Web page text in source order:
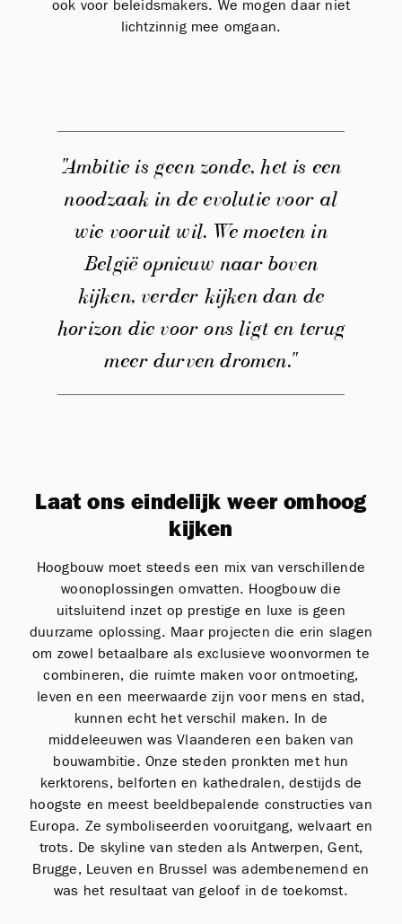
ook voor beleidsmakers. We mogen daar niet
lichtzinnig mee omgaan.
"Ambitie is geen zonde, het is een
noodzaak in de evolutie voor al
wie vooruit wil. We moeten in
België opnieuw naar boven
kijken, verder kijken dan de
horizon die voor ons ligt en terug
meer durven dromen."
Laat ons eindelijk weer omhoog
kijken
Hoogbouw moet steeds een mix van verschillende
woonoplossingen omvatten. Hoogbouw die
uitsluitend inzet op prestige en luxe is geen
duurzame oplossing. Maar projecten die erin slagen
om zowel betaalbare als exclusieve woonvormen te
combineren, die ruimte maken voor ontmoeting,
leven en een meerwaarde zijn voor mens en stad,
kunnen echt het verschil maken. In de
middeleeuwen was Vlaanderen een baken van
bouwambitie. Onze steden pronkten met hun
kerktorens, belforten en kathedralen, destijds de
hoogste en meest beeldbepalende constructies van
Europa. Ze symboliseerden vooruitgang, welvaart en
trots. De skyline van steden als Antwerpen, Gent,
Brugge, Leuven en Brussel was adembenemend en
was het resultaat van geloof in de toekomst.